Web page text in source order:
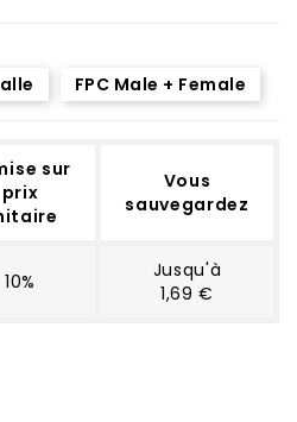
FPC Male + Female
sur
prix
Vous
sauvegardez
10%
Jusqu'à
1,69 €